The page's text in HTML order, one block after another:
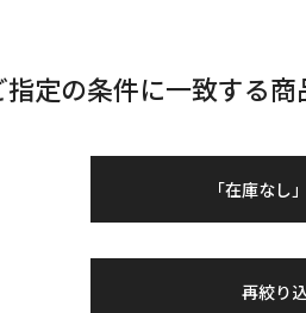
指定の条件に一致する商
「在庫なし
再絞り